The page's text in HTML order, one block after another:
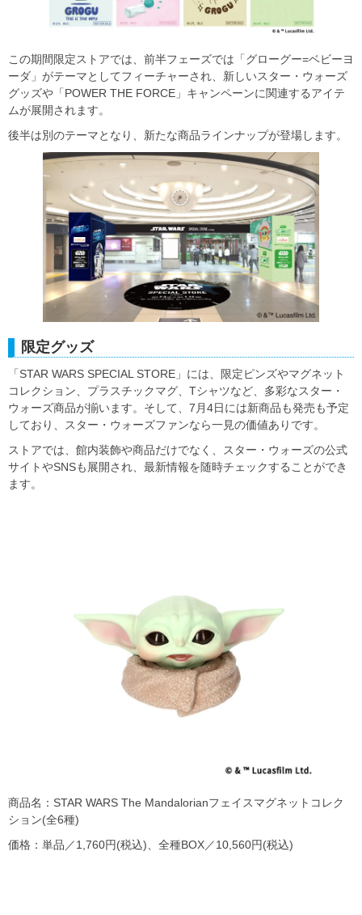
この期間限定ストアでは、前半フェーズでは「グローグー=ベビーヨ
ーダ」がテーマとしてフィーチャーされ、新しいスター・ウォーズ
グッズや「POWER THE FORCE」キャンペーンに関連するアイテ
ムが展開されます。
後半は別のテーマとなり、新たな商品ラインナップが登場します。
限定グッズ
「STAR WARS SPECIAL STORE」には、限定ピンズやマグネット
コレクション、プラスチックマグ、Tシャツなど、多彩なスター・
ウォーズ商品が揃います。そして、7月4日には新商品も発売も予定
しており、スター・ウォーズファンなら一見の価値ありです。
ストアでは、館内装飾や商品だけでなく、スター・ウォーズの公式
サイトやSNSも展開され、最新情報を随時チェックすることができ
ます。
商品名：STAR WARS The Mandalorianフェイスマグネットコレク
ション(全6種)
価格：単品／1,760円(税込)、全種BOX／10,560円(税込)